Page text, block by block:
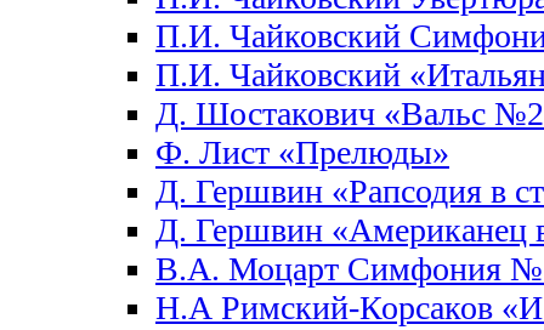
П.И. Чайковский
П.И. Чайковский
Д. Шостакович «Вальс
Ф. Лист «Прелюды»
Д. Гершвин «Рапсодия в
Д. Гершвин «Американец
В.А. Моцарт Симфония
Н.А Римский-Корсаков